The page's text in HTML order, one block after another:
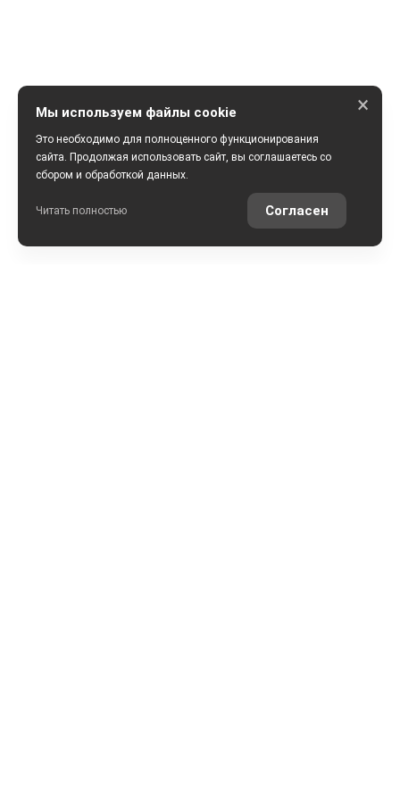
ПОЛУЧИТЬ КОНСУЛЬТАЦИЮ
Мы используем файлы cookie
Это необходимо для полноценного функционирования
сайта. Продолжая использовать сайт, вы соглашаетесь со
сбором и обработкой данных.
Читать полностью Согласен
×